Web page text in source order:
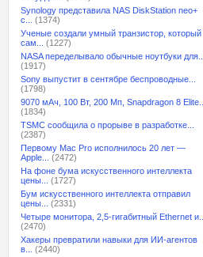
Synology представила NAS DiskStation neo+
с...
(1374)
Ученые создали умный транзистор, который
сам...
(1227)
NASA переделывало обычные ноутбуки для...
(1917)
Sony выпустит в сентябре беспроводные...
(1798)
9070 мАч, 100 Вт, 200 Мп, Snapdragon 8 Elite...
(1834)
TSMC сообщила о прорыве в разработке...
(2387)
Первому Mac Pro исполнилось 20 лет —
Apple...
(2472)
На фоне бума искусственного интеллекта
цены...
(1727)
Бум искусственного интеллекта отправил
цены...
(2331)
Четыре монитора, 2,5-гигабитный Ethernet и...
(2470)
Хакеры превратили навыки для ИИ-агентов
в...
(2440)